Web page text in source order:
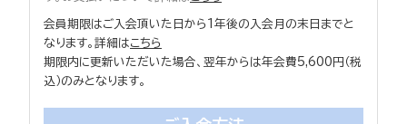
会員期限はご入会頂いた日から1年後の入会月の末日までと
なります。詳細はこちら
期限内に更新いただいた場合、翌年からは年会費5,600円（税
込）のみとなります。